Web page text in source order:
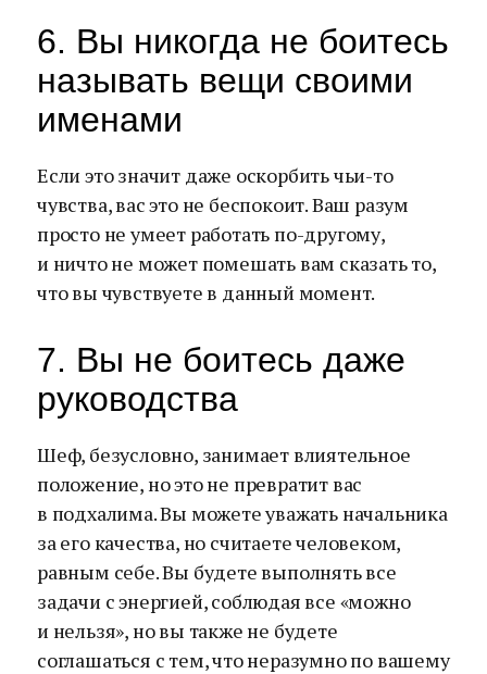
6. Вы никогда не боитесь
называть вещи своими
именами
Если это значит даже оскорбить чьи-то
чувства, вас это не беспокоит. Ваш разум
просто не умеет работать по-другому,
и ничто не может помешать вам сказать то,
что вы чувствуете в данный момент.
7. Вы не боитесь даже
руководства
Шеф, безусловно, занимает влиятельное
положение, но это не превратит вас
в подхалима. Вы можете уважать начальника
за его качества, но считаете человеком,
равным себе. Вы будете выполнять все
задачи с энергией, соблюдая все «можно
и нельзя», но вы также не будете
соглашаться с тем, что неразумно по вашему